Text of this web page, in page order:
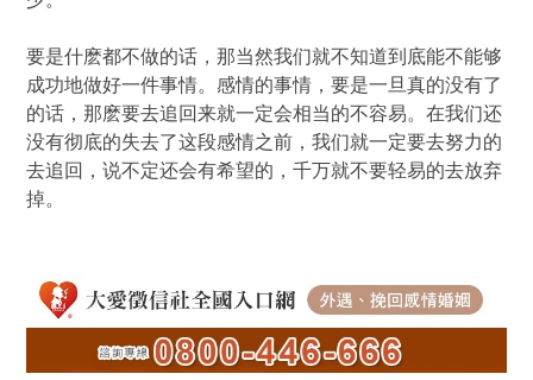
要是什麽都不做的话，那当然我们就不知道到底能不能够
成功地做好一件事情。感情的事情，要是一旦真的没有了
的话，那麽要去追回来就一定会相当的不容易。在我们还
没有彻底的失去了这段感情之前，我们就一定要去努力的
去追回，说不定还会有希望的，千万就不要轻易的去放弃
掉。